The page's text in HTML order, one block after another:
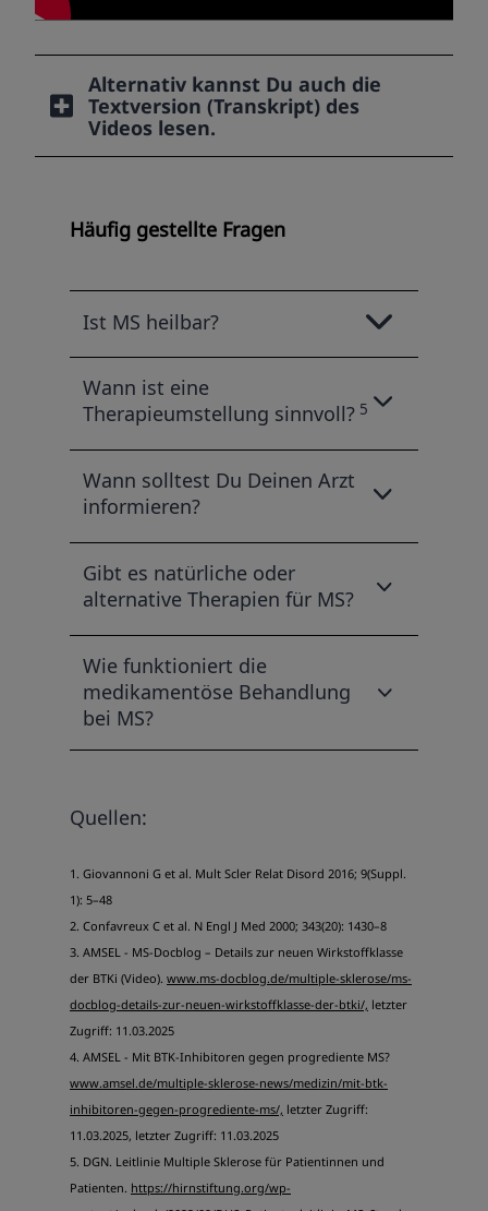
Alternativ kannst Du auch die
Textversion (Transkript) des
Videos lesen.
Häufig gestellte Fragen
Ist MS heilbar?
Wann ist eine
Therapieumstellung sinnvoll? 5
Wann solltest Du Deinen Arzt
informieren?
Gibt es natürliche oder
alternative Therapien für MS?
Wie funktioniert die
medikamentöse Behandlung
bei MS?
Quellen:
1. Giovannoni G et al. Mult Scler Relat Disord 2016; 9(Suppl.
1): 5–48
2. Confavreux C et al. N Engl J Med 2000; 343(20): 1430–8
3. AMSEL - MS-Docblog – Details zur neuen Wirkstoffklasse
der BTKi (Video). www.ms-docblog.de/multiple-sklerose/ms-
docblog-details-zur-neuen-wirkstoffklasse-der-btki/, letzter
Zugriff: 11.03.2025
4. AMSEL - Mit BTK-Inhibitoren gegen progrediente MS?
www.amsel.de/multiple-sklerose-news/medizin/mit-btk-
inhibitoren-gegen-progrediente-ms/, letzter Zugriff:
11.03.2025, letzter Zugriff: 11.03.2025
5. DGN. Leitlinie Multiple Sklerose für Patientinnen und
Patienten. https://hirnstiftung.org/wp-